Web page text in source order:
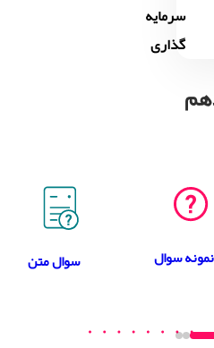
سرمایه
گذاری
نمونه سوال سوال متن